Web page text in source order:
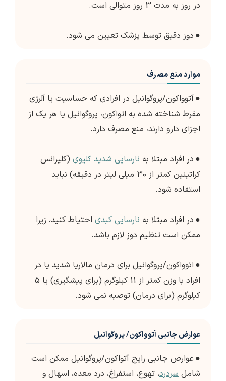
در روز به مدت 3 روز متوالی است.
● دوز دقیق توسط پزشک تعیین می شود.
موارد منع مصرف
●آتوواکون/پروگوانیل در افرادی که حساسیت یا آلرژی
مفرط شناخته شده به اتواکون، پروگوانیل یا هر یک از
اجزای دارو دارند، منع مصرف دارد.
● در افراد مبتلا به نارسایی شدید کلیوی (کلیرانس
کراتینین کمتر از 30 میلی لیتر در دقیقه) نباید
استفاده شود.
● در افراد مبتلا به نارسایی کبدی احتیاط کنید، زیرا
ممکن است تنظیم دوز لازم باشد.
● اتوواکون/پروگوانیل برای درمان مالاریا شدید یا در
افراد با وزن کمتر از 11 کیلوگرم (برای پیشگیری) یا 5
کیلوگرم (برای درمان) توصیه نمی شود.
عوارض جانبی آتوواکون/ پروگوانیل
●عوارض جانبی رایج آتواکون/پروگوانیل ممکن است
شامل سردرد، تهوع، استفراغ، درد معده، اسهال و